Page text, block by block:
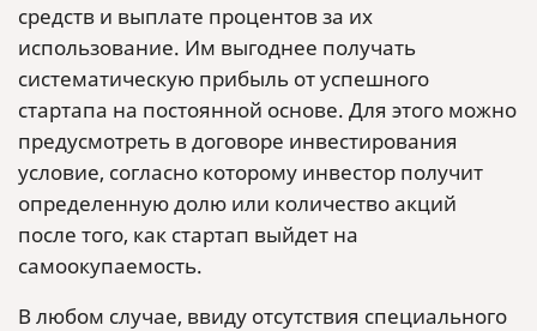
средств и выплате процентов за их
использование. Им выгоднее получать
систематическую прибыль от успешного
стартапа на постоянной основе. Для этого можно
предусмотреть в договоре инвестирования
условие, согласно которому инвестор получит
определенную долю или количество акций
после того, как стартап выйдет на
самоокупаемость.
В любом случае, ввиду отсутствия специального